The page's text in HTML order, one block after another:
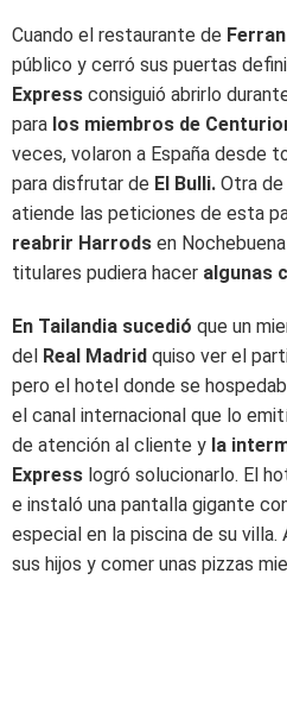
Cuando el restaurante de
público y cerró sus puertas
Express consiguió abrirlo
para los miembros de
veces, volaron a España desde
para disfrutar de El Bulli. Otra de
atiende las peticiones de esta
reabrir Harrods en
titulares pudiera hacer algunas
En Tailandia sucedió que un
del Real Madrid quiso ver el
pero el hotel donde se
el canal internacional que lo
de atención al cliente y la
Express logró solucionarlo. El
e instaló una pantalla gigante
especial en la piscina de su
sus hijos y comer unas pizzas